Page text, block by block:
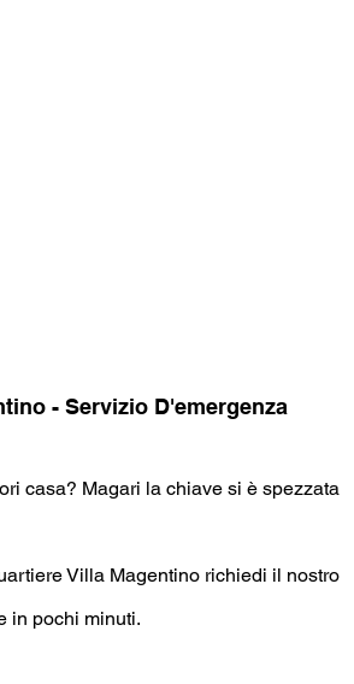
- Servizio D'emergenza
casa? Magari la chiave si è spezzata
Villa Magentino richiedi il nostro
in pochi minuti.